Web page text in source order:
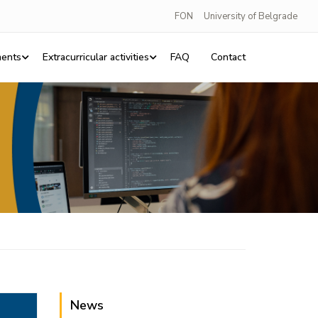
FON University of Belgrade
Extracurricular activities FAQ Contact
News